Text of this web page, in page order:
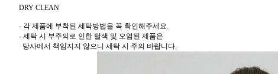
DRY CLEAN
- 각 제품에 부착된 세탁방법을 꼭 확인해주세요.
- 세탁 시 부주의로 인한 탈색 및 오염된 제품은
당사에서 책임지지 않으니 세탁 시 주의 바랍니다.